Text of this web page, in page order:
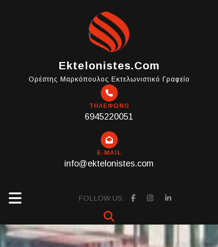
Ektelonistes.com
Ορέστης Μαρκόπουλος Εκτελωνιστικό Γραφείο
ΤΗΛΕΦΩΝΟ
6945220051
E-MAIL
info@ektelonistes.com
Open
FOLLOW US: